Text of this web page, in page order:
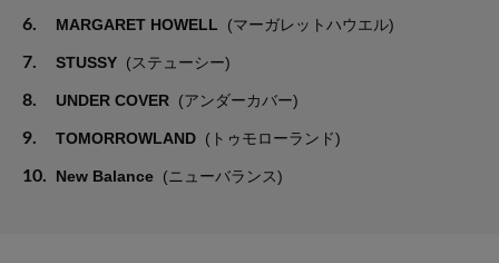
6. MARGARET HOWELL (マーガレットハウエル)
7. STUSSY (ステューシー)
8. UNDER COVER (アンダーカバー)
9. TOMORROWLAND (トゥモローランド)
10. New Balance (ニューバランス)